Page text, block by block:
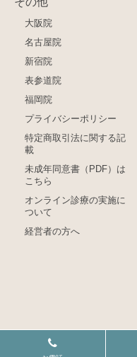
大阪院
名古屋院
新宿院
表参道院
福岡院
プライバシーポリシー
特定商取引法に関する記
載
未成年同意書（PDF）は
こちら
オンライン診療の実施に
ついて
経営者の方へ